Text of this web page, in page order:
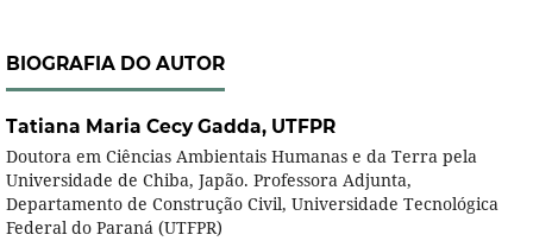
BIOGRAFIA DO AUTOR
Tatiana Maria Cecy Gadda, UTFPR
Doutora em Ciências Ambientais Humanas e da Terra pela
Universidade de Chiba, Japão. Professora Adjunta,
Departamento de Construção Civil, Universidade Tecnológica
Federal do Paraná (UTFPR)